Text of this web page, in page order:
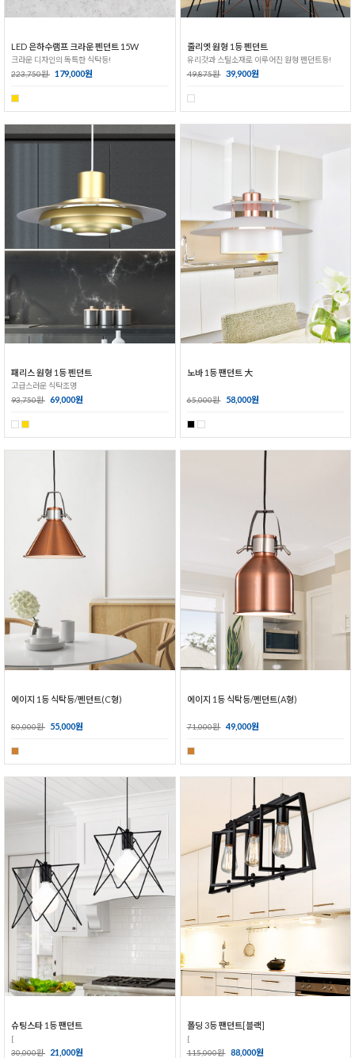
LED 은하수램프 크라운 펜던트 15W
크라운 디자인의 독특한 식탁등!
223,750원 179,000원
줄리엣 원형 1등 펜던트
유리갓과 스틸소재로 이루어진 원형 펜던트등!
49,875원 39,900원
패리스 원형 1등 펜던트
고급스러운 식탁조명
93,750원 69,000원
노바 1등 팬던트 大
65,000원 58,000원
에이지 1등 식탁등/펜던트(C형)
80,000원 55,000원
에이지 1등 식탁등/펜던트(A형)
71,000원 49,000원
슈팅스타 1등 팬던트
[
30,000원 21,000원
폴딩 3등 팬던트[블랙]
[
115,000원 88,000원